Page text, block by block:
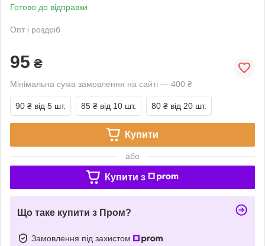
Готово до відправки
Опт і роздріб
95 ₴
Мінімальна сума замовлення на сайті — 400 ₴
90 ₴ від 5 шт. 85 ₴ від 10 шт. 80 ₴ від 20 шт.
Купити
або
Купити з
Що таке купити з Пром?
Замовлення під захистом